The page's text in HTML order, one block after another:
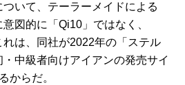
いて、テーラーメイドによる
図的に「Qi10」ではなく、
れは、同社が2022年の「ステル
中級者向けアイアンの発売サイ
からだ。